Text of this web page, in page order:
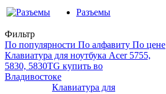
Разъемы
Фильтр
По популярности По алфавиту По цене
Клавиатура для ноутбука Acer 5755,
5830, 5830TG купить во
Владивостоке
Клавиатура для